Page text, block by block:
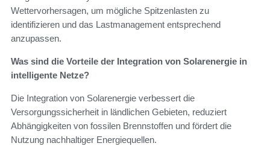
Wettervorhersagen, um mögliche Spitzenlasten zu
identifizieren und das Lastmanagement entsprechend
anzupassen.
Was sind die Vorteile der Integration von Solarenergie in
intelligente Netze?
Die Integration von Solarenergie verbessert die
Versorgungssicherheit in ländlichen Gebieten, reduziert
Abhängigkeiten von fossilen Brennstoffen und fördert die
Nutzung nachhaltiger Energiequellen.